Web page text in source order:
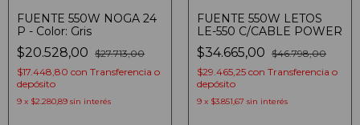
FUENTE 550W NOGA 24
P - Color: Gris
$20.528,00 $27.713,00
$17.448,80 con Transferencia o
depósito
9 x $2.280,89 sin interés
FUENTE 550W LETOS
LE-550 C/CABLE POWER
$34.665,00 $46.798,00
$29.465,25 con Transferencia o
depósito
9 x $3.851,67 sin interés